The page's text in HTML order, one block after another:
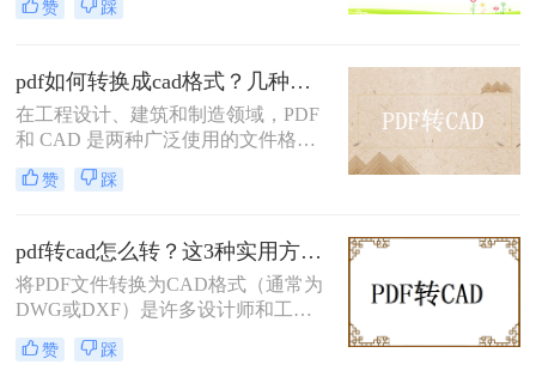
了对这些图纸进行编辑或修改，通常
或DXF）。那么pdf怎么转换成cad
呢？本文将介绍三种实现这一目标的
方法。
赞 踩
pdf如何转换成cad格式？几种常见方法与详细指南！
在工程设计、建筑和制造领域，PDF
和 CAD 是两种广泛使用的文件格
式。PDF 文件通常用于查看和共享设
计图纸，而 CAD 文件（如 DWG 或
PDF 转换为 CAD 格式的需求非常普
遍，但这一过程可能会面临精度丢
失、图层混乱等问题。那么pdf如何转
换成cad格式呢？本文将详细介绍四种
常见的 PDF 转 CAD 方法，帮助您选
择最适合的解决方案。
赞 踩
pdf转cad怎么转？这3种实用方法试试看！
将PDF文件转换为CAD格式（通常为
DWG或DXF）是许多设计师和工程
师日常工作中的一部分。那么pdf转
cad怎么转呢？下面介绍几种常用的转
赞 踩